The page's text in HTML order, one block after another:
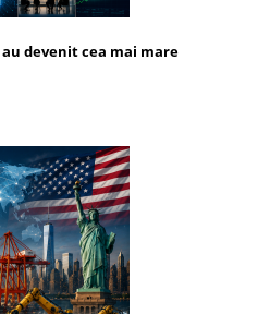
devenit cea mai mare